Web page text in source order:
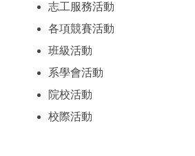
志工服務活動
各項競賽活動
班級活動
系學會活動
院校活動
校際活動